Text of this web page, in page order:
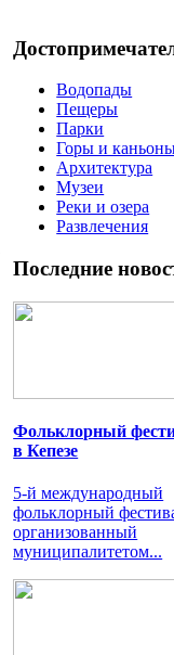
Водопады
Пещеры
Парки
Горы и
Архитектура
Музеи
Реки и озера
Развлечения
Последние
Фольклорный
в Кепезе
5-й международный
фольклорный
организованный
муниципалитетом...